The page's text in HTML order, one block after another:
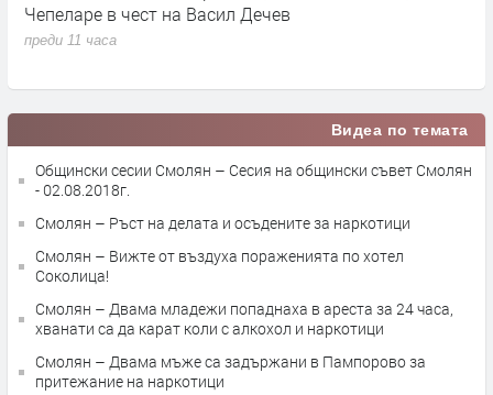
Чепеларе в чест на Васил Дечев
преди 11 часа
Видеа по темата
Общински сесии Смолян – Сесия на общински съвет Смолян
- 02.08.2018г.
Смолян – Ръст на делата и осъдените за наркотици
Смолян – Вижте от въздуха пораженията по хотел
Соколица!
Смолян – Двама младежи попаднаха в ареста за 24 часа,
хванати са да карат коли с алкохол и наркотици
Смолян – Двама мъже са задържани в Пампорово за
притежание на наркотици